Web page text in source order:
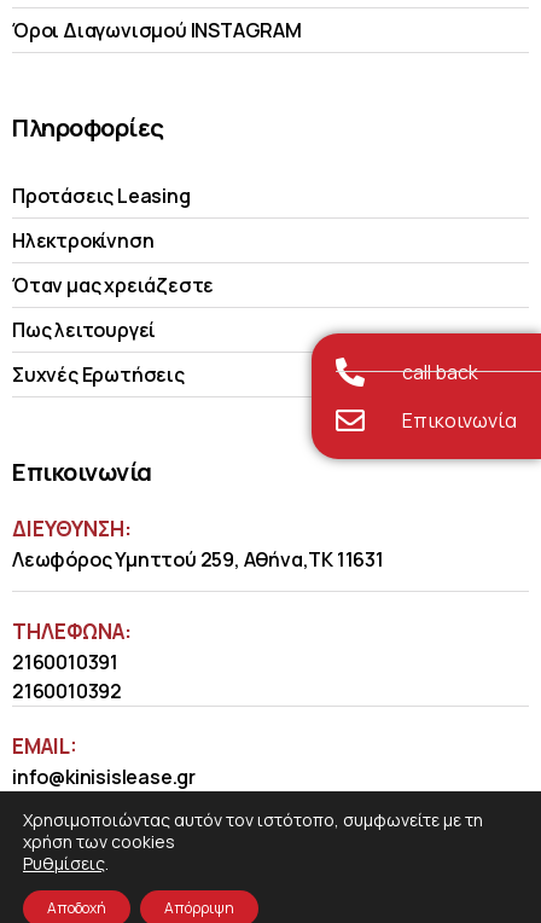
Όροι Διαγωνισμού INSTAGRAM
Πληροφορίες
Προτάσεις Leasing
Ηλεκτροκίνηση
Όταν μας χρειάζεστε
Πως λειτουργεί
Συχνές Ερωτήσεις
Επικοινωνία
ΔΙΕΥΘΥΝΣΗ:
Λεωφόρος Υμηττού 259, Αθήνα,ΤΚ 11631
ΤΗΛΈΦΩΝΑ:
2160010391
2160010392
EMAIL:
info@kinisislease.gr
call back
Επικοινωνία
Χρησιμοποιώντας αυτόν τον ιστότοπο, συμφωνείτε με τη
χρήση των cookies
Ρυθμίσεις.
Αποδοχή Απόρριψη